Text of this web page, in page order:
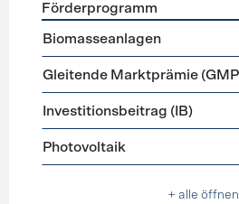
Förderprogramme
Förderprogramm
Biomasseanlagen
Gleitende Marktprämie
Investitionsbeitrag (IB)
Photovoltaik
+ alle öffnen